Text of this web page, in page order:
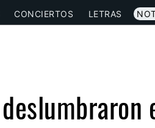
CONCIERTOS LETRAS